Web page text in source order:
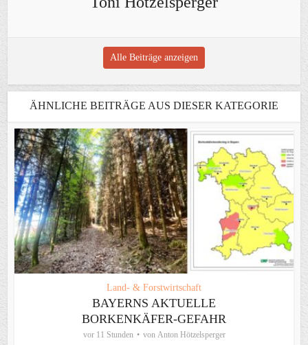
Alle Beiträge anzeigen
ÄHNLICHE BEITRÄGE AUS DIESER KATEGORIE
Land- & Forstwirtschaft
BAYERNS AKTUELLE
BORKENKÄFER-GEFAHR
vor 11 Stunden von Anton Hötzelsperger